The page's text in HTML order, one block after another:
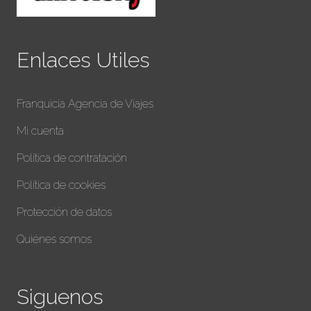
Enlaces Utiles
Franquicia Agencia de Viajes
Mi cuenta
Política de contratación
Política de cookies
Protección de datos
Quiénes somos
Siguenos